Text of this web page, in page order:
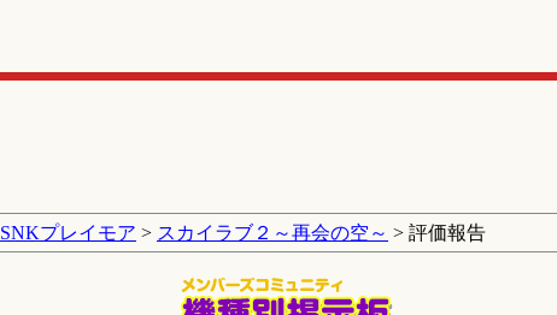
SNKプレイモア > スカイラブ２～再会の空～ > 評価報告